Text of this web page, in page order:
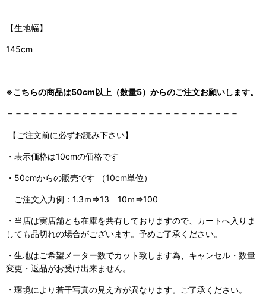
【生地幅】
145cm
※こちらの商品は50cm以上（数量5）からのご注文お願いします。
＝＝＝＝＝＝＝＝＝＝＝＝＝＝＝＝＝＝＝＝＝＝＝＝＝＝＝＝
【ご注文前に必ずお読み下さい】
・表示価格は10cmの価格です
・50cmからの販売です （10cm単位）
ご注文入力例：1.3ｍ⇒13 10ｍ⇒100
・当店は実店舗とも在庫を共有しておりますので、 カートへ入りま
しても品切れの場合がございます。予めご了承ください。
・生地はご希望メーター数でカット致します為、キャンセル・数量
変更・返品がお受け出来ません。
・環境により若干写真の見え方が異なります。ご了承ください。